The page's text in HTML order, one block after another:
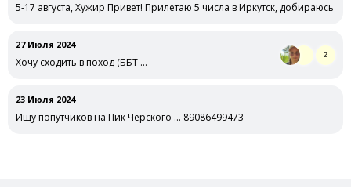
5-17 августа, Хужир Привет! Прилетаю 5 числа в Иркутск, добираюсь
27 Июля 2024
Хочу сходить в поход (ББТ …
2
23 Июля 2024
Ищу попутчиков на Пик Черского … 89086499473